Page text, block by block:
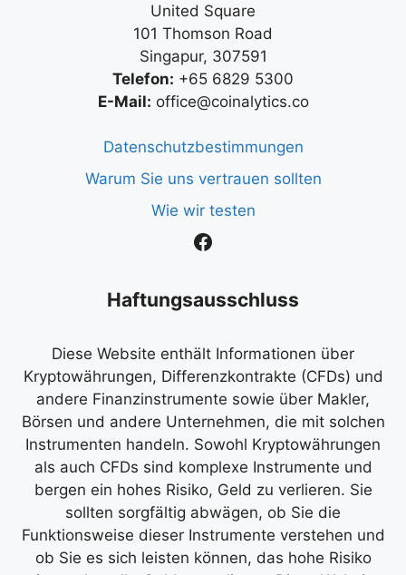
United Square
101 Thomson Road
Singapur, 307591
Telefon: +65 6829 5300
E-Mail: office@coinalytics.co
Datenschutzbestimmungen
Warum Sie uns vertrauen sollten
Wie wir testen
Facebook
Haftungsausschluss
Diese Website enthält Informationen über
Kryptowährungen, Differenzkontrakte (CFDs) und
andere Finanzinstrumente sowie über Makler,
Börsen und andere Unternehmen, die mit solchen
Instrumenten handeln. Sowohl Kryptowährungen
als auch CFDs sind komplexe Instrumente und
bergen ein hohes Risiko, Geld zu verlieren. Sie
sollten sorgfältig abwägen, ob Sie die
Funktionsweise dieser Instrumente verstehen und
ob Sie es sich leisten können, das hohe Risiko